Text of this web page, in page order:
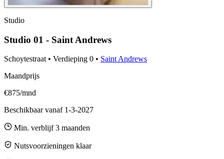
Studio
Studio 01 - Saint Andrews
Schoytestraat• Verdieping 0 • Saint Andrews
Maandprijs
€875/mnd
Beschikbaar vanaf 1-3-2027
Min. verblijf 3 maanden
Nutsvoorzieningen klaar